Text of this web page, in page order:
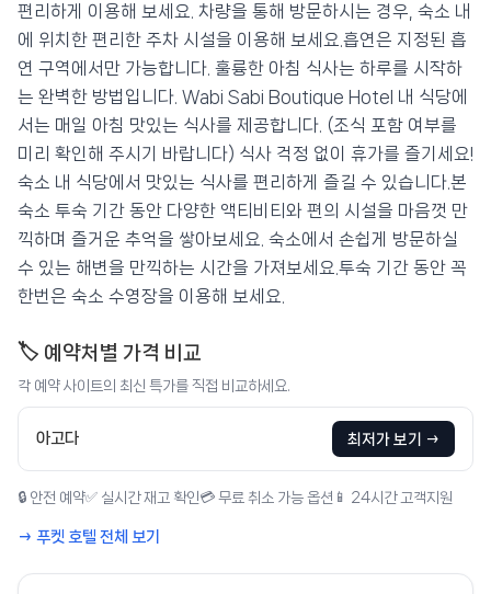
편리하게 이용해 보세요. 차량을 통해 방문하시는 경우, 숙소 내
에 위치한 편리한 주차 시설을 이용해 보세요.흡연은 지정된 흡
연 구역에서만 가능합니다. 훌륭한 아침 식사는 하루를 시작하
는 완벽한 방법입니다. Wabi Sabi Boutique Hotel 내 식당에
서는 매일 아침 맛있는 식사를 제공합니다. (조식 포함 여부를
미리 확인해 주시기 바랍니다) 식사 걱정 없이 휴가를 즐기세요!
숙소 내 식당에서 맛있는 식사를 편리하게 즐길 수 있습니다.본
숙소 투숙 기간 동안 다양한 액티비티와 편의 시설을 마음껏 만
끽하며 즐거운 추억을 쌓아보세요. 숙소에서 손쉽게 방문하실
수 있는 해변을 만끽하는 시간을 가져보세요.투숙 기간 동안 꼭
한번은 숙소 수영장을 이용해 보세요.
🏷️ 예약처별 가격 비교
각 예약 사이트의 최신 특가를 직접 비교하세요.
아고다 최저가 보기 →
🔒 안전 예약✅ 실시간 재고 확인 💳 무료 취소 가능 옵션 📱 24시간 고객지원
→ 푸켓 호텔 전체 보기